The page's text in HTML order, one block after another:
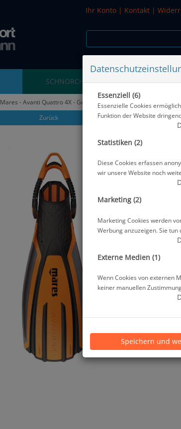
Ihr Konto | Kontakt |
SCHNORCHELN
Mares - Avanti Quattro 4X - Geräteflosse - Farbe: Orange-Black/
Zurück
Essenziell (6)
Essenzielle Cookies
Funktion der Website
Statistiken (2)
Diese Cookies erfassen
wir unsere Website noch
Marketing (2)
Marketing Cookies werden
Werbung anzuzeigen. Sie
Externe Medien (1)
Wenn Cookies von externen
keiner manuellen
Speichern und